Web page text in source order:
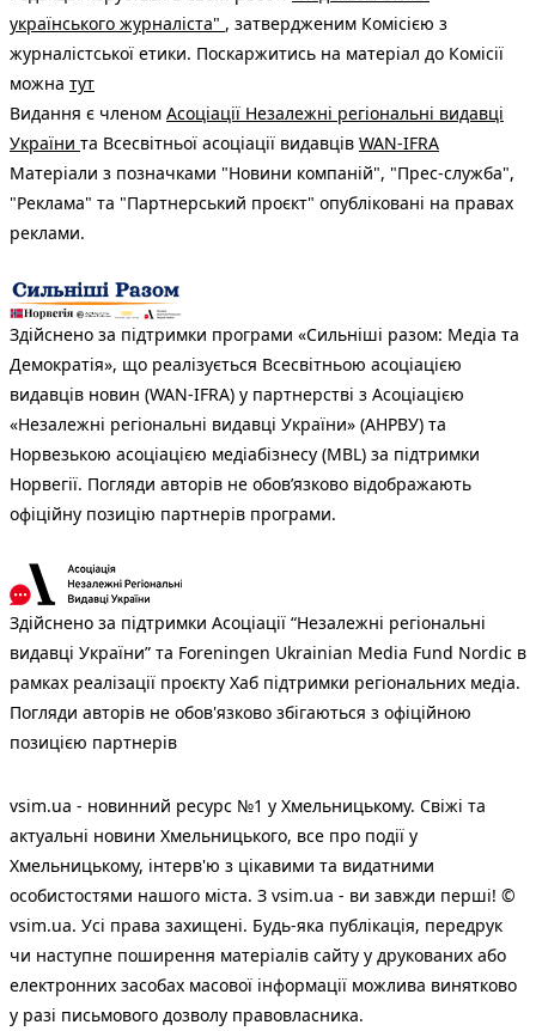
українського журналіста" , затвердженим Комісією з
журналістської етики. Поскаржитись на матеріал до Комісії
можна тут
Видання є членом Асоціації Незалежні регіональні видавці
України та Всесвітньої асоціації видавців WAN-IFRA
Матеріали з позначками "Новини компаній", "Прес-служба",
"Реклама" та "Партнерський проєкт" опубліковані на правах
реклами.
Здійснено за підтримки програми «Сильніші разом: Медіа та
Демократія», що реалізується Всесвітньою асоціацією
видавців новин (WAN-IFRA) у партнерстві з Асоціацією
«Незалежні регіональні видавці України» (АНРВУ) та
Норвезькою асоціацією медіабізнесу (MBL) за підтримки
Норвегії. Погляди авторів не обов’язково відображають
офіційну позицію партнерів програми.
Здійснено за підтримки Асоціації “Незалежні регіональні
видавці України” та Foreningen Ukrainian Media Fund Nordic в
рамках реалізації проєкту Хаб підтримки регіональних медіа.
Погляди авторів не обов'язково збігаються з офіційною
позицією партнерів
vsim.ua - новинний ресурс №1 у Хмельницькому. Свіжі та
актуальні новини Хмельницького, все про події у
Хмельницькому, інтерв'ю з цікавими та видатними
особистостями нашого міста. З vsim.ua - ви завжди перші! ©
vsim.ua. Усі права захищені. Будь-яка публiкацiя, передрук
чи наступне поширення матеріалів сайту у друкованих або
електронних засобах масової інформації можлива винятково
у разі письмового дозволу правовласника.